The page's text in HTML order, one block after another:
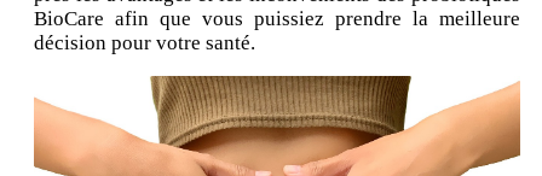
BioCare afin que vous puissiez prendre la meilleure
décision pour votre santé.